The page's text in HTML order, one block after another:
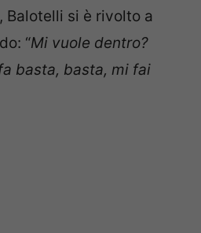
Balotelli si è rivolto a
“Mi vuole dentro?
basta, basta, mi fai